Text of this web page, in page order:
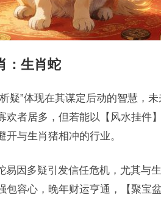
：生肖蛇
疑”体现在其谋定后动的智慧，
欢者居多，但若能以【风水挂件
开与生肖猪相冲的行业。
易因多疑引发信任危机，尤其与
包容心，晚年财运亨通，【聚宝